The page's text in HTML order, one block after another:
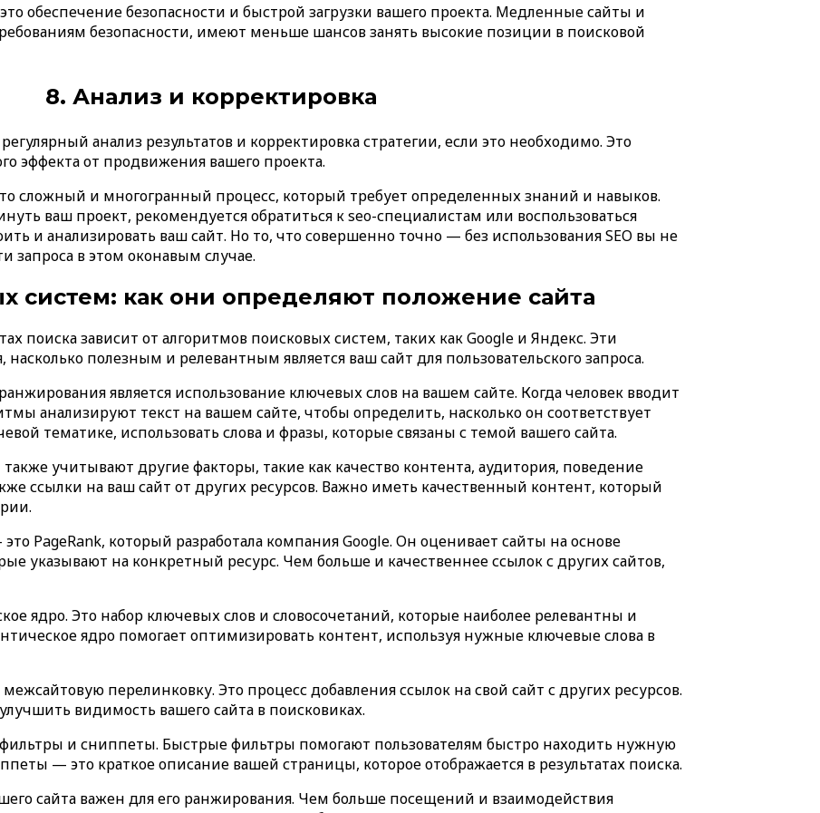
обеспечение безопасности и быстрой загрузки вашего проекта. Медленные сайты и
безопасности, имеют меньше шансов занять высокие позиции в поисковой
8. Анализ и корректировка
анализ результатов и корректировка стратегии, если это необходимо. Это
эффекта от продвижения вашего проекта.
сложный и многогранный процесс, который требует определенных знаний и навыков.
ваш проект, рекомендуется обратиться к seo-специалистам или воспользоваться
и анализировать ваш сайт. Но то, что совершенно точно — без использования SEO вы не
запроса в этом оконавым случае.
систем: как они определяют положение сайта
поиска зависит от алгоритмов поисковых систем, таких как Google и Яндекс. Эти
полезным и релевантным является ваш сайт для пользовательского запроса.
является использование ключевых слов на вашем сайте. Когда человек вводит
анализируют текст на вашем сайте, чтобы определить, насколько он соответствует
тематике, использовать слова и фразы, которые связаны с темой вашего сайта.
учитывают другие факторы, такие как качество контента, аудитория, поведение
ссылки на ваш сайт от других ресурсов. Важно иметь качественный контент, который
PageRank, который разработала компания Google. Он оценивает сайты на основе
указывают на конкретный ресурс. Чем больше и качественнее ссылок с других сайтов,
ядро. Это набор ключевых слов и словосочетаний, которые наиболее релевантны и
ядро помогает оптимизировать контент, используя нужные ключевые слова в
перелинковку. Это процесс добавления ссылок на свой сайт с других ресурсов.
видимость вашего сайта в поисковиках.
и сниппеты. Быстрые фильтры помогают пользователям быстро находить нужную
— это краткое описание вашей страницы, которое отображается в результатах поиска.
сайта важен для его ранжирования. Чем больше посещений и взаимодействия